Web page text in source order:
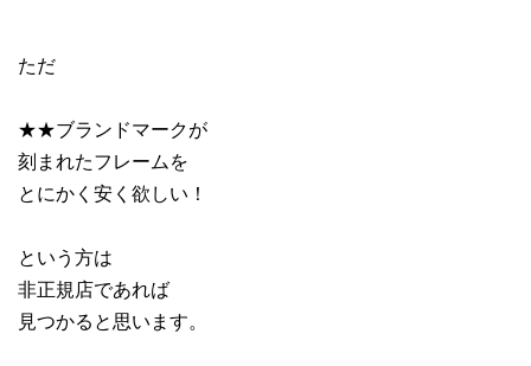
ただ
★★ブランドマークが
刻まれたフレームを
とにかく安く欲しい！
という方は
非正規店であれば
見つかると思います。